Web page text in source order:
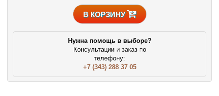
В КОРЗИНУ
Нужна помощь в выборе?
Консультации и заказ по
телефону:
+7 (343) 288 37 05